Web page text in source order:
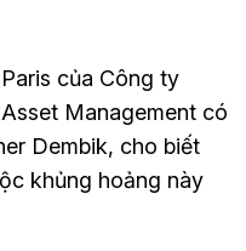
của Công ty
Management có
Dembik, cho biết
khủng hoảng này